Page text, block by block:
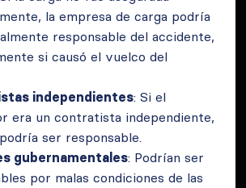
la empresa de carga podría
responsable del accidente,
si causó el vuelco del
independientes: Si el
era un contratista independiente,
ser responsable.
gubernamentales: Podrían ser
por malas condiciones de las